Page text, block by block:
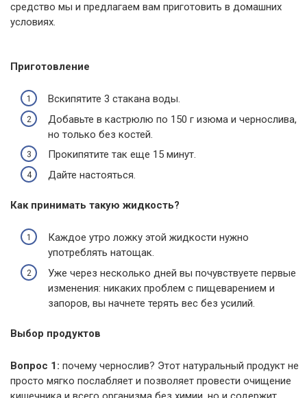
средство мы и предлагаем вам приготовить в домашних
условиях.
Приготовление
Вскипятите 3 стакана воды.
Добавьте в кастрюлю по 150 г изюма и чернослива,
но только без костей.
Прокипятите так еще 15 минут.
Дайте настояться.
Как принимать такую жидкость?
Каждое утро ложку этой жидкости нужно
употреблять натощак.
Уже через несколько дней вы почувствуете первые
изменения: никаких проблем с пищеварением и
запоров, вы начнете терять вес без усилий.
Выбор продуктов
Вопрос 1: почему чернослив? Этот натуральный продукт не
просто мягко послабляет и позволяет провести очищение